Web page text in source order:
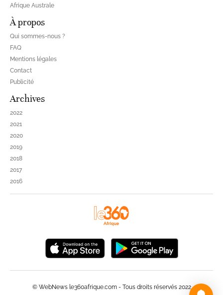
Afrique Australe
À propos
Qui sommes-nous ?
FAQ
Mentions légales
Contact
Publicité
Archives
2022
2021
2020
2019
2018
2017
2016
© WebNews le360afrique.com - Tous droits réservés 2022